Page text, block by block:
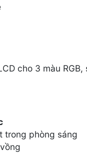
cho 3 màu
phòng sáng